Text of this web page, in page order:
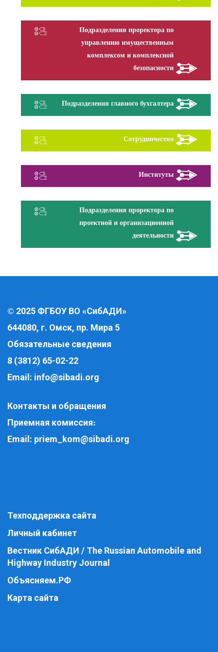
Подразделения проректора по
управлению имущественным
комплексом и комплексной
безопасности
Подразделения главного бухгалтера
Сотрудничество
Институты
Подразделения проректора по
проектной и организационной
деятельности
© 2025 ФГБОУ ВО «СибАДИ»
644080, г. Омск, пр. Мира 5
Обязательные сведения
8 (3812) 65-02-22
Email: info@sibadi.org
Контакты и обращения
Приемная комиссия:
Email: priem_kom@sibadi.org
Техподдержка сайта
Личный кабинет
Вестник СибАДИ / The Russian Automobile and
Highway Industry Journal
Объясняем.РФ
Карта сайта